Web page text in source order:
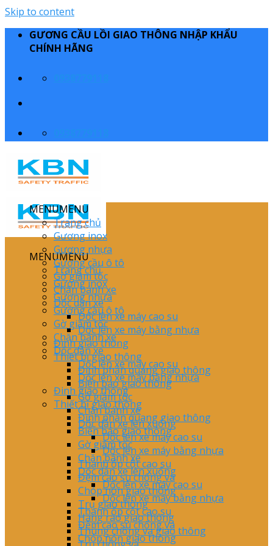
Skip to content
GƯƠNG CẦU LỒI GIAO THÔNG NHẬP KHẨU
CHÍNH HÃNG
MENUMENU
Trang chủ
Gương inox
Gương nhựa
Gương cầu ô tô
Gờ giảm tốc
Chặn bánh xe
Dốc dẫn xe
Dốc lên xe máy cao su
Dốc lên xe máy bằng nhựa
Đinh giao thông
Thiết bị giao thông
Đinh phản quang giao thông
Biển báo giao thông
Gờ giảm tốc
Chặn bánh xe
Dốc dẫn xe lên xuống
Dốc lên xe máy cao su
Dốc lên xe máy bằng nhựa
Thanh ốp cột cao su
Đệm cao su chống va
Chóp nón giao thông
MENUMENU
Trang chủ
Gương inox
Gương nhựa
Gương cầu ô tô
Gờ giảm tốc
Chặn bánh xe
Dốc dẫn xe
Dốc lên xe máy cao su
Dốc lên xe máy bằng nhựa
Đinh giao thông
Thiết bị giao thông
Đinh phản quang giao thông
Biển báo giao thông
Gờ giảm tốc
Chặn bánh xe
Dốc dẫn xe lên xuống
Dốc lên xe máy cao su
Dốc lên xe máy bằng nhựa
Thanh ốp cột cao su
Đệm cao su chống va
Chóp nón giao thông
Trụ giao thông
Hàng rào giao thông
Thùng chống va giao thông